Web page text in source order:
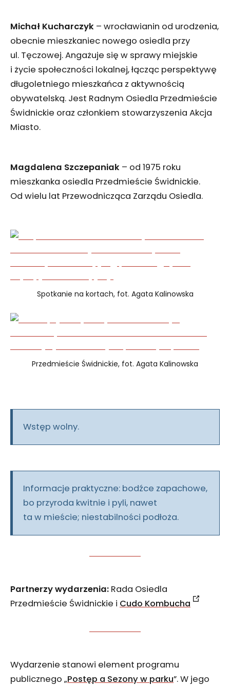
Michał Kucharczyk – wrocławianin od urodzenia,
obecnie mieszkaniec nowego osiedla przy
ul. Tęczowej. Angażuje się w sprawy miejskie
i życie społeczności lokalnej, łącząc perspektywę
długoletniego mieszkańca z aktywnością
obywatelską. Jest Radnym Osiedla Przedmieście
Świdnickie oraz członkiem stowarzyszenia Akcja
Miasto.
Magdalena Szczepaniak – od 1975 roku
mieszkanka osiedla Przedmieście Świdnickie.
Od wielu lat Przewodnicząca Zarządu Osiedla.
Spotkanie na kortach, fot. Agata Kalinowska
Przedmieście Świdnickie, fot. Agata Kalinowska
Wstęp wolny.
Informacje praktyczne: bodźce zapachowe,
bo przyroda kwitnie i pyli, nawet
ta w mieście; niestabilności podłoża.
Partnerzy wydarzenia: Rada Osiedla
Przedmieście Świdnickie i Cudo Kombucha
Wydarzenie stanowi element programu
publicznego „Postęp a Sezony w parku”. W jego